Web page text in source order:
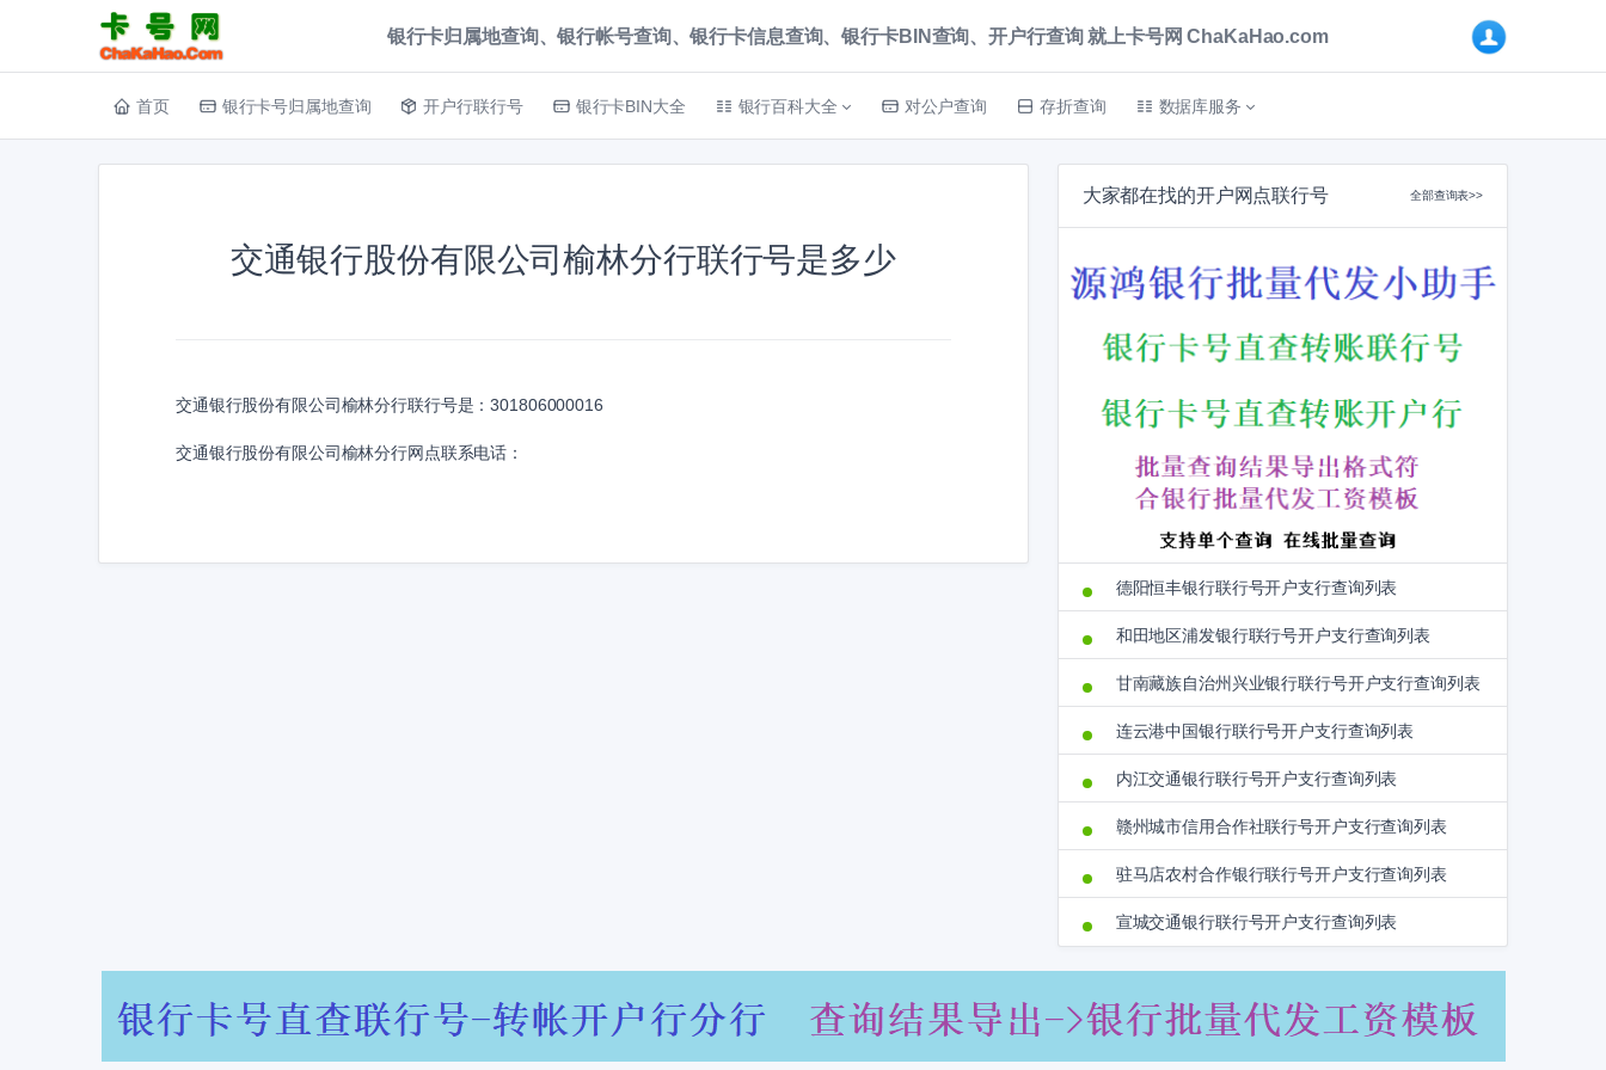
银行卡归属地查询、银行帐号查询、银行卡信息查询、银行卡BIN查询、开户行查询 就上卡号网 ChaKaHao.com
首页 银行卡号归属地查询 开户行联行号 银行卡BIN大全 银行百科大全 对公户查询 存折查询 数据库服务
交通银行股份有限公司榆林分行联行号是多少
交通银行股份有限公司榆林分行联行号是：301806000016
交通银行股份有限公司榆林分行网点联系电话：
大家都在找的开户网点联行号 全部查询表>>
德阳恒丰银行联行号开户支行查询列表
和田地区浦发银行联行号开户支行查询列表
甘南藏族自治州兴业银行联行号开户支行查询列表
连云港中国银行联行号开户支行查询列表
内江交通银行联行号开户支行查询列表
赣州城市信用合作社联行号开户支行查询列表
驻马店农村合作银行联行号开户支行查询列表
宣城交通银行联行号开户支行查询列表